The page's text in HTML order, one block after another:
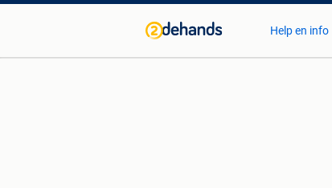
Help en info